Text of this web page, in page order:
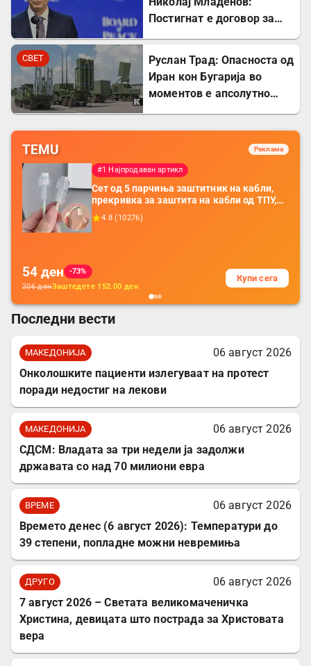
Постигнат е договор за
СВЕТ
Руслан Трад: Опасноста од
Иран кон Бугарија во
моментов е апсолутно
TEMU Реклама
#1 Најпродаван артикл
Сет од 5 парчиња заштитник на кабли,
прекривка за заштита на кабли од ТПУ,
додатоци за заштита на кабли, без
батерија, за мобилни телефони, комплет
4.8 (10276)
54 ден
-73%
206денЗаштедете 152.00 ден
Купи сега
Последни вести
МАКЕДОНИЈА
06 август 2026
Онколошките пациенти излегуваат на протест
поради недостиг на лекови
МАКЕДОНИЈА
06 август 2026
СДСМ: Владата за три недели ја задолжи
државата со над 70 милиони евра
ВРЕМЕ
06 август 2026
Времето денес (6 август 2026): Температури до
39 степени, попладне можни невремиња
ДРУГО
06 август 2026
7 август 2026 – Светата великомаченичка
Христина, девицата што пострада за Христовата
вера